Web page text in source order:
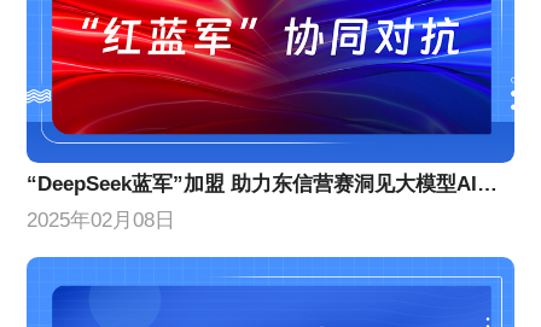
“DeepSeek蓝军”加盟 助力东信营赛洞见大模型AI营销效果提升
2025年02月08日